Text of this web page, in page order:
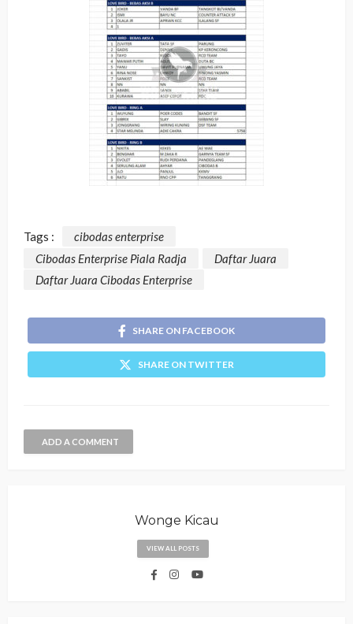
Tags :
cibodas enterprise
Cibodas Enterprise Piala Radja
Daftar Juara
Daftar Juara Cibodas Enterprise
SHARE ON FACEBOOK
SHARE ON TWITTER
ADD A COMMENT
Wonge Kicau
VIEW ALL POSTS